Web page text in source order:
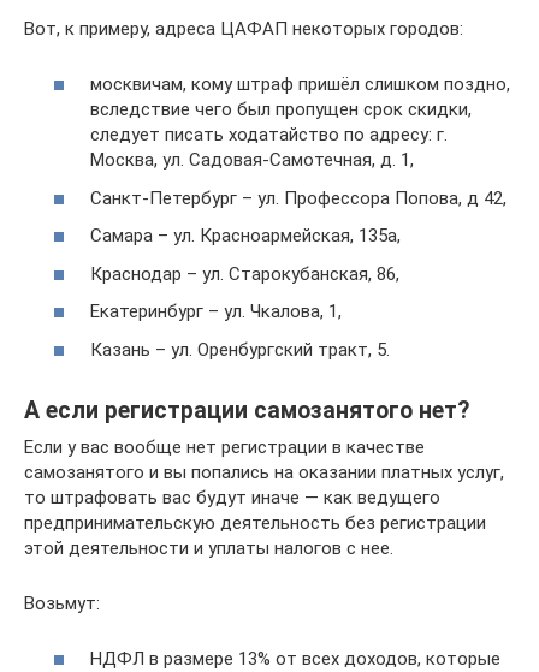
Вот, к примеру, адреса ЦАФАП некоторых городов:
москвичам, кому штраф пришёл слишком поздно,
вследствие чего был пропущен срок скидки,
следует писать ходатайство по адресу: г.
Москва, ул. Садовая-Самотечная, д. 1,
Санкт-Петербург – ул. Профессора Попова, д 42,
Самара – ул. Красноармейская, 135а,
Краснодар – ул. Старокубанская, 86,
Екатеринбург – ул. Чкалова, 1,
Казань – ул. Оренбургский тракт, 5.
А если регистрации самозанятого нет?
Если у вас вообще нет регистрации в качестве
самозанятого и вы попались на оказании платных услуг,
то штрафовать вас будут иначе — как ведущего
предпринимательскую деятельность без регистрации
этой деятельности и уплаты налогов с нее.
Возьмут:
НДФЛ в размере 13% от всех доходов, которые